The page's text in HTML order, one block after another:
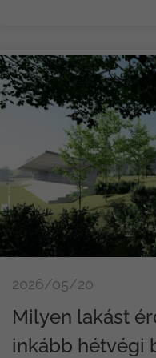
2026/05/20
Milyen lakást
inkább hétvégi